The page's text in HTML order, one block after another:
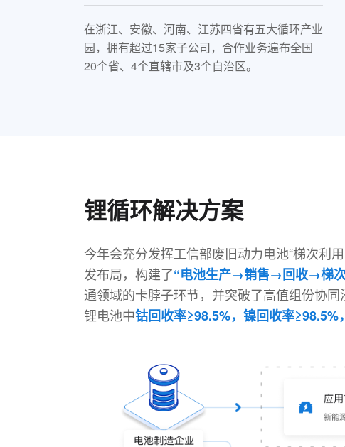
在浙江、安徽、河南、江苏四省有五大循环产业
园，拥有超过15家子公司，合作业务遍布全国
20个省、4个直辖市及3个自治区。
锂循环解决方案
今年会充分发挥工信部废旧动力电池“梯次利
发布局，构建了“电池生产→销售→回收→梯
通领域的卡脖子环节，并突破了高值组份协
锂电池中钴回收率≥98.5%，镍回收率≥98.5%